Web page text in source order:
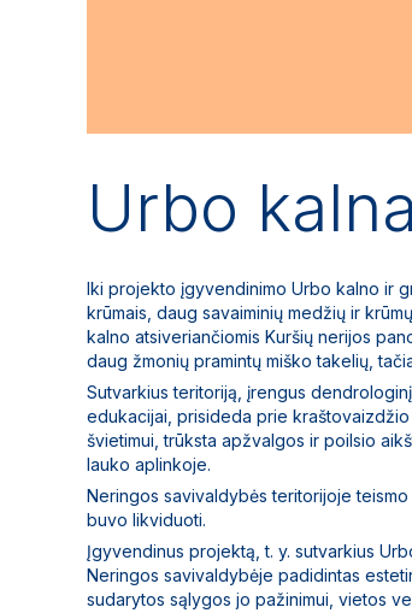
Urbo
Iki projekto įgyvendinimo Urbo kalno ir
krūmais, daug savaiminių medžių ir
kalno atsiveriančiomis Kuršių nerijos
daug žmonių pramintų miško takelių,
Sutvarkius teritoriją, įrengus
edukacijai, prisideda prie
švietimui, trūksta apžvalgos ir poilsio
lauko aplinkoje.
Neringos savivaldybės teritorijoje
buvo likviduoti.
Įgyvendinus projektą, t. y. sutvarkius
Neringos savivaldybėje padidintas
sudarytos sąlygos jo pažinimui, vietos